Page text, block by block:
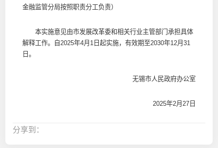
金融监管分局按照职责分工负责）
本实施意见由市发展改革委和相关行业主管部门承担具体
解释工作。自2025年4月1日起实施，有效期至2030年12月31
日。
无锡市人民政府办公室
2025年2月27日
分享到：